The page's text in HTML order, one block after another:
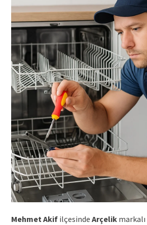
Mehmet Akifilçesinde Arçelikmarkalı